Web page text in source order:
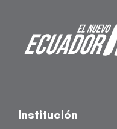
Institución